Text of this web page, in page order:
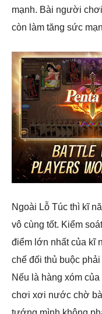
mạnh. Bài người
còn làm tăng sức
Ngoài Lỗ Túc thì kĩ
vô cùng tốt. Kiểm
điểm lớn nhất của kĩ
chế đối thủ buộc
Nếu là hàng xóm
chơi xơi nước chờ